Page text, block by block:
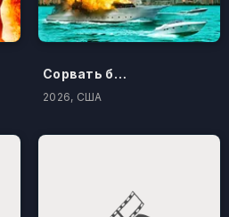
Сорвать банк 3: Вор-джентльмен
2026, США